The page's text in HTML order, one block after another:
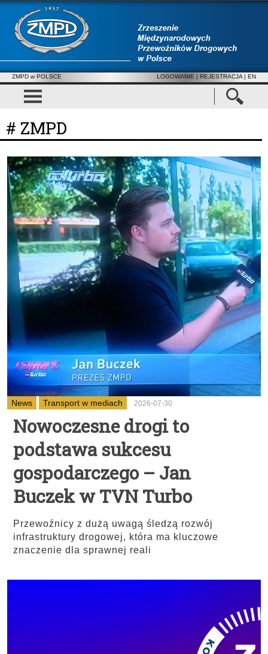
ZMPD w POLSCE LOGOWANIE | REJESTRACJA | EN
# ZMPD
News Transport w mediach 2026-07-30
Nowoczesne drogi to
podstawa sukcesu
gospodarczego – Jan
Buczek w TVN Turbo
Przewoźnicy z dużą uwagą śledzą rozwój
infrastruktury drogowej, która ma kluczowe
znaczenie dla sprawnej reali